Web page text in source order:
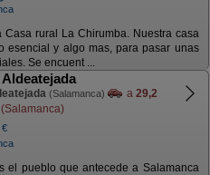
Casa rural La Chirumba. Nuestra casa
esencial y algo mas, para pasar unas
Se encuent ...
(Salamanca) a 29,2
€
el pueblo que antecede a Salamanca